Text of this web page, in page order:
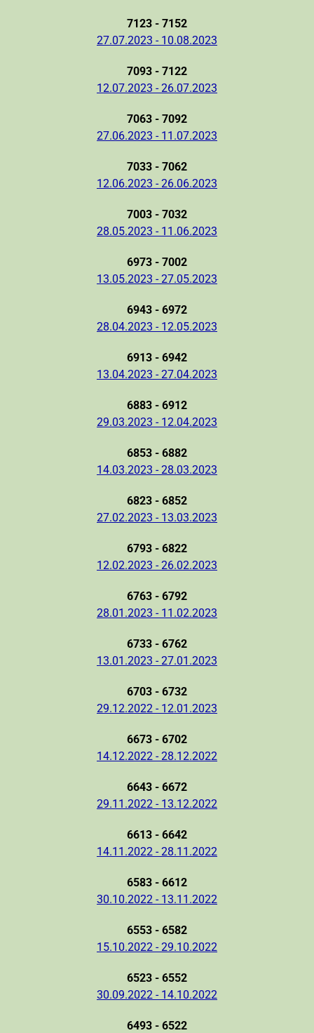
7123 - 7152
27.07.2023 - 10.08.2023
7093 - 7122
12.07.2023 - 26.07.2023
7063 - 7092
27.06.2023 - 11.07.2023
7033 - 7062
12.06.2023 - 26.06.2023
7003 - 7032
28.05.2023 - 11.06.2023
6973 - 7002
13.05.2023 - 27.05.2023
6943 - 6972
28.04.2023 - 12.05.2023
6913 - 6942
13.04.2023 - 27.04.2023
6883 - 6912
29.03.2023 - 12.04.2023
6853 - 6882
14.03.2023 - 28.03.2023
6823 - 6852
27.02.2023 - 13.03.2023
6793 - 6822
12.02.2023 - 26.02.2023
6763 - 6792
28.01.2023 - 11.02.2023
6733 - 6762
13.01.2023 - 27.01.2023
6703 - 6732
29.12.2022 - 12.01.2023
6673 - 6702
14.12.2022 - 28.12.2022
6643 - 6672
29.11.2022 - 13.12.2022
6613 - 6642
14.11.2022 - 28.11.2022
6583 - 6612
30.10.2022 - 13.11.2022
6553 - 6582
15.10.2022 - 29.10.2022
6523 - 6552
30.09.2022 - 14.10.2022
6493 - 6522